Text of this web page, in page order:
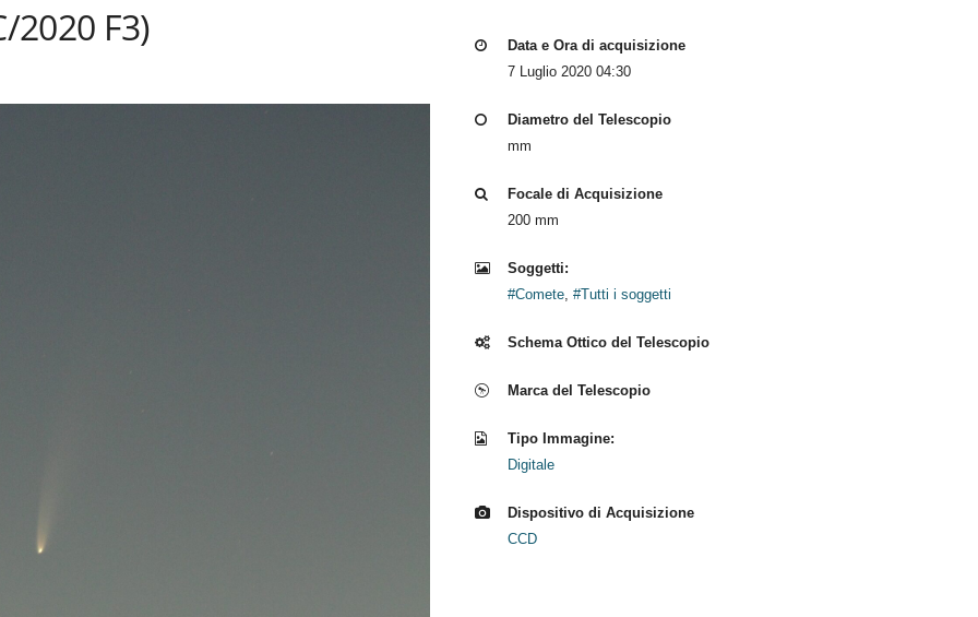
2020 F3)
Data e Ora di acquisizione
7 Luglio 2020 04:30
Diametro del Telescopio
mm
Focale di Acquisizione
200 mm
Soggetti:
#Comete, #Tutti i soggetti
Schema Ottico del Telescopio
Marca del Telescopio
Tipo Immagine:
Digitale
Dispositivo di Acquisizione
CCD